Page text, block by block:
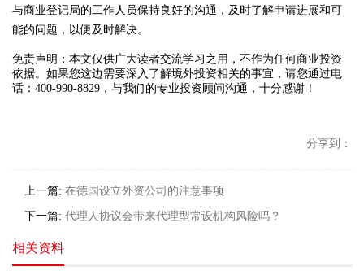
与商业登记局的工作人员保持良好的沟通，及时了解申请进展和可
能的问题，以便及时解决。
免责声明：本文仅供广大读者交流学习之用，不作为任何商业投资
依据。如果您这边需要深入了解境外投资相关的事宜，请您通过电
话：400-990-8829，与我们的专业投资顾问沟通，十分感谢！
分享到：
上一篇: 在德国设立外资公司的注意事项
下一篇: 代理人协议会带来代理型常设机构风险吗？
相关资料